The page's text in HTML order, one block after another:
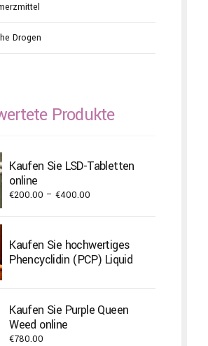
Drogen
Produkte
Kaufen Sie LSD-Tabletten
online
€200.00 – €400.00
through
€400.00
Kaufen Sie hochwertiges
Phencyclidin (PCP) Liquid
Kaufen Sie Purple Queen
Weed online
€780.00